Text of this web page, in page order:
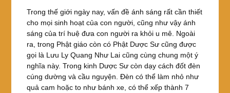
Trong thế giới ngày nay, vấn đề ánh sáng rất cần thiết
cho mọi sinh hoạt của con người, cũng như vậy ánh
sáng của trí huệ đưa con người ra khỏi u mê. Ngoài
ra, trong Phật giáo còn có Phật Dược Sư cũng được
gọi là Lưu Ly Quang Như Lai cũng cùng chung một ý
nghĩa này. Trong kinh Dược Sư còn dạy cách đốt đèn
cúng dường và cầu nguyện. Đèn có thể làm nhỏ như
quả cam hoặc to như bánh xe, có thể xếp thành 7